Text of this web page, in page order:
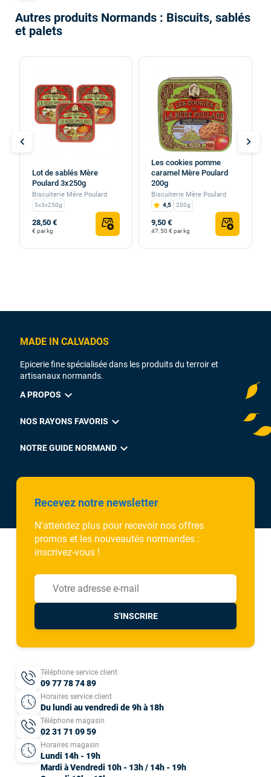
Autres produits Normands : Biscuits, sablés
et palets
Lot de sablés Mère
Poulard 3x250g
Biscuiterie Mère Poulard
3x3x250g
28,50 €
€ par kg
Les cookies pomme
caramel Mère Poulard
200g
Biscuiterie Mère Poulard
4,5 200g
9,50 €
47.50 € par kg
chevron_left chevron_right
MADE IN CALVADOS
Epicerie fine spécialisée dans les produits du terroir et
artisanaux normands.
A PROPOS expand_more
NOS RAYONS FAVORIS expand_more
NOTRE GUIDE NORMAND expand_more
Recevez notre newsletter
N'attendez plus pour recevoir nos offres
promos et les nouveautés normandes :
inscrivez-vous !
S'INSCRIRE
Téléphone service client
09 77 78 74 89
Horaires service client
Du lundi au vendredi de 9h à 18h
Téléphone magasin
02 31 71 09 59
Horaires magasin
Lundi 14h - 19h
Mardi à Vendredi 10h - 13h / 14h - 19h